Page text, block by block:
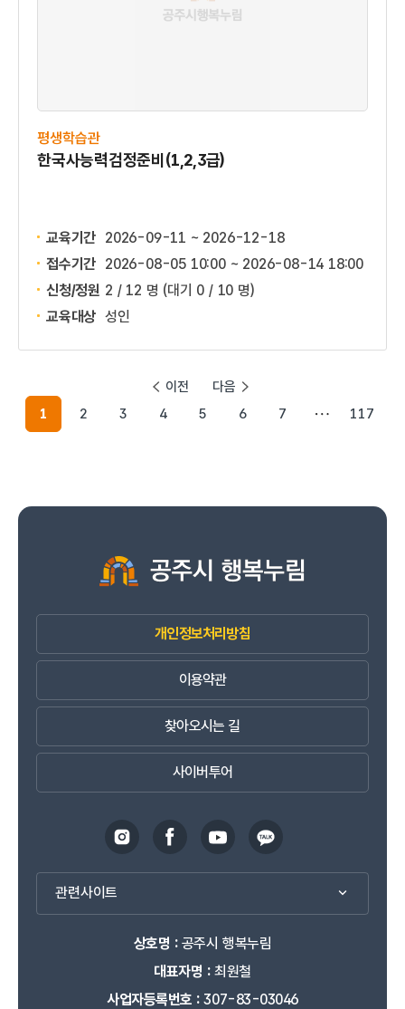
평생학습관
한국사능력검정준비(1,2,3급)
교육기간 2026-09-11 ~ 2026-12-18
접수기간 2026-08-05 10:00 ~ 2026-08-14 18:00
신청/정원 2 / 12 명 (대기 0 / 10 명)
교육대상 성인
이전
1
2 3 4 5 6 7 117
다음
개인정보처리방침
이용약관
찾아오시는 길
사이버투어
관련사이트
상호명 :공주시 행복누림
대표자명 :최원철
사업자등록번호 :307-83-03046